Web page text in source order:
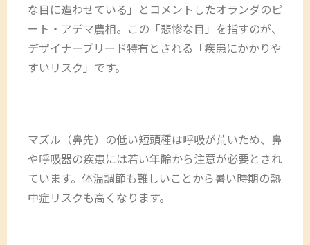
な目に遭わせている」とコメントしたオランダのピ
ート・アデマ農相。この「悲惨な目」を指すのが、
デザイナーブリード特有とされる「疾患にかかりや
すいリスク」です。
マズル（鼻先）の低い短頭種は呼吸が荒いため、鼻
や呼吸器の疾患には若い年齢から注意が必要とされ
ています。体温調節も難しいことから暑い時期の熱
中症リスクも高くなります。